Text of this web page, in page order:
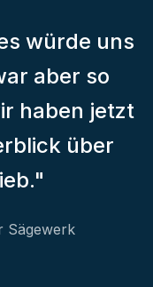
würde uns
aber so
haben jetzt
über
Sägewerk